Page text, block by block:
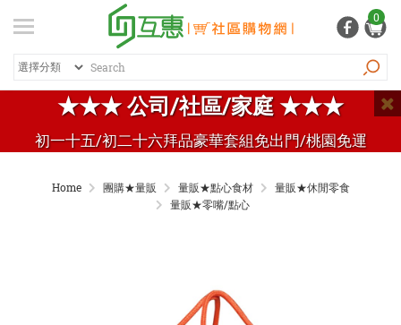
★★★ 公司/社區/家庭 ★★★
初一十五/初二十六拜品豪華套組免出門/桃園免運
0
登入 / 註冊
紅利專區
熱銷商品
Home 團購★量販 量販★點心食材
量販★休閒零食
量販★零嘴/點心